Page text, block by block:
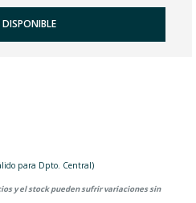
para Dpto. Central)
y el stock pueden sufrir variaciones sin